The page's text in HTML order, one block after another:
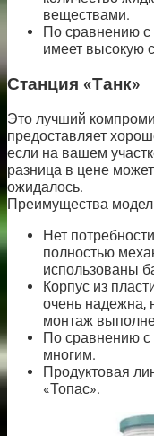
веществами.
По сравнению
имеет высокую
Станция «Танк»
Это лучший
предоставляет
если на вашем
разница в цене
ожидалось.
Преимущества
Нет
полностью
использованы
Корпус из
очень надежна,
монтаж
По сравнению с
многим.
Продуктовая
«Топас».